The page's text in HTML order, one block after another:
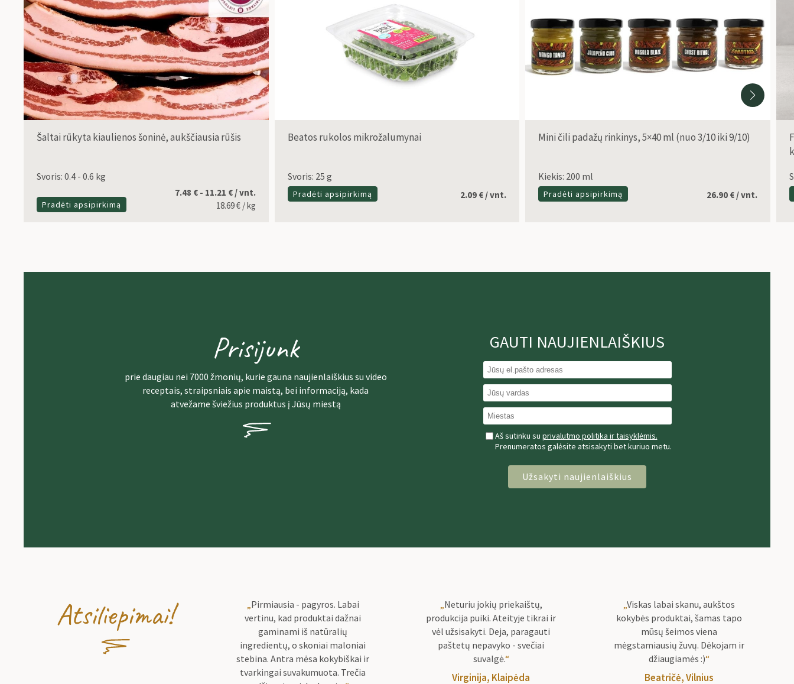
Šaltai rūkyta kiaulienos šoninė, aukščiausia rūšis
Svoris: 0.4 - 0.6 kg
Pradėti apsipirkimą
7.48 € - 11.21 € / vnt.
18.69€/ kg
Beatos rukolos mikrožalumynai
Svoris: 25 g
Pradėti apsipirkimą 2.09 € / vnt.
Mini čili padažų rinkinys, 5×40 ml (nuo 3/10 iki 9/10)
Kiekis: 200 ml
Pradėti apsipirkimą 26.90 €/ vnt.
Prisijunk
prie daugiau nei 7000 žmonių, kurie gauna naujienlaiškius su video
receptais, straipsniais apie maistą, bei informaciją, kada
atvežame šviežius produktus į Jūsų miestą
GAUTI NAUJIENLAIŠKIUS
Aš sutinku su privalutmo politika ir taisyklėmis.
Prenumeratos galėsite atsisakyti bet kuriuo metu.
Užsakyti naujienlaiškius
Atsiliepimai! „Pirmiausia - pagyros. Labai
vertinu, kad produktai dažnai
gaminami iš natūralių
ingredientų, o skoniai maloniai
stebina. Antra mėsa kokybiškai ir
tvarkingai suvakumuota. Trečia
„Neturiu jokių priekaištų,
produkcija puiki. Ateityje tikrai ir
vėl užsisakyti. Deja, paragauti
paštetų nepavyko - svečiai
suvalgė.“
Virginija, Klaipėda
„Viskas labai skanu, aukštos
kokybės produktai, šamas tapo
mūsų šeimos viena
mėgstamiausių žuvų. Dėkojam ir
džiaugiamės :)“
Beatričė, Vilnius